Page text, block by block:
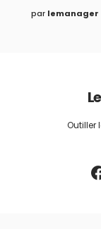
par lemanager
Outiller